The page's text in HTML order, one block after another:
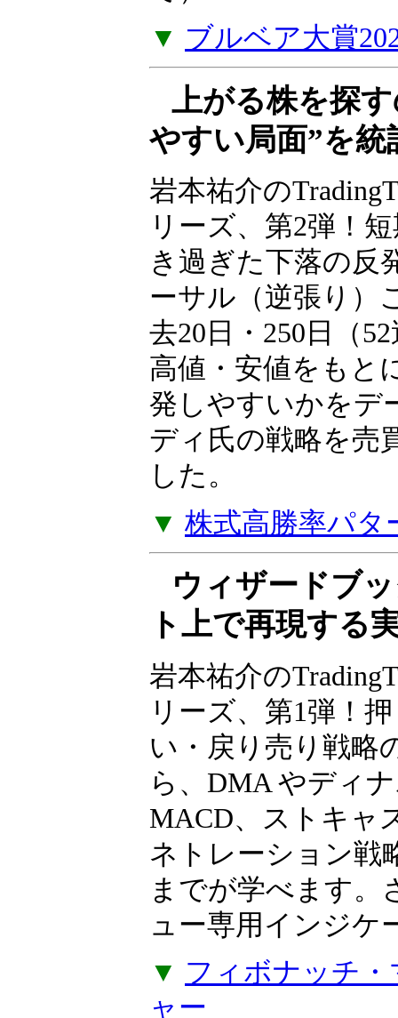
い。2025年ジャン
を掲載しました。
年1月5日（月）ま
▼ ブルベア大賞
上がる株を探
やすい局面”を
岩本祐介の
リーズ、第2弾！
き過ぎた下落の反
ーサル（逆張り）
去20日・250日（
高値・安値をもと
発しやすいかをデ
ディ氏の戦略を売
した。
▼ 株式高勝率パタ
ウィザードブ
ト上で再現する
岩本祐介の
リーズ、第1弾！
い・戻り売り戦略
ら、DMA やディ
MACD、ストキャ
ネトレーション戦
までが学べます。